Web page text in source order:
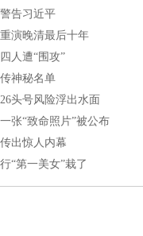
告习近平
演晚清最后十年
人遭“围攻”
神秘名单
头号风险浮出水面
张“致命照片”被公布
出惊人内幕
“第一美女”栽了